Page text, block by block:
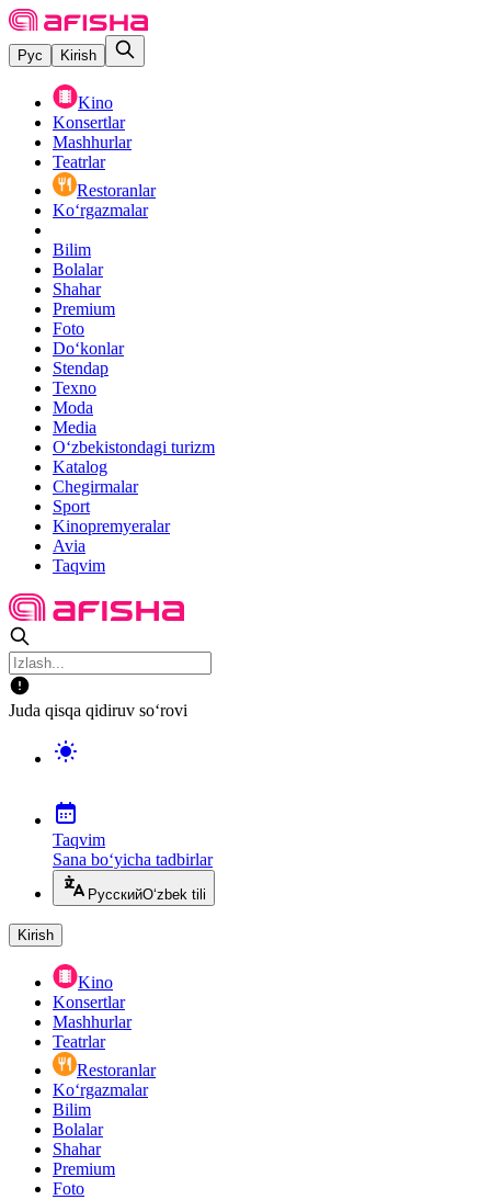
Рус Kirish
Kino
Konsertlar
Mashhurlar
Teatrlar
Restoranlar
Ko‘rgazmalar
Bilim
Bolalar
Shahar
Premium
Foto
Do‘konlar
Stendap
Texno
Moda
Media
O‘zbekistondagi turizm
Katalog
Chegirmalar
Sport
Kinopremyeralar
Avia
Taqvim
Juda qisqa qidiruv so‘rovi
Taqvim
Sana bo‘yicha tadbirlar
РусскийO‘zbek tili
Kirish
Kino
Konsertlar
Mashhurlar
Teatrlar
Restoranlar
Ko‘rgazmalar
Bilim
Bolalar
Shahar
Premium
Foto